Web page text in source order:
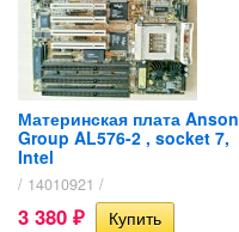
Материнская плата Anson
Group AL576-2 , socket 7,
Intel
/ 14010921 /
3 380 ₽